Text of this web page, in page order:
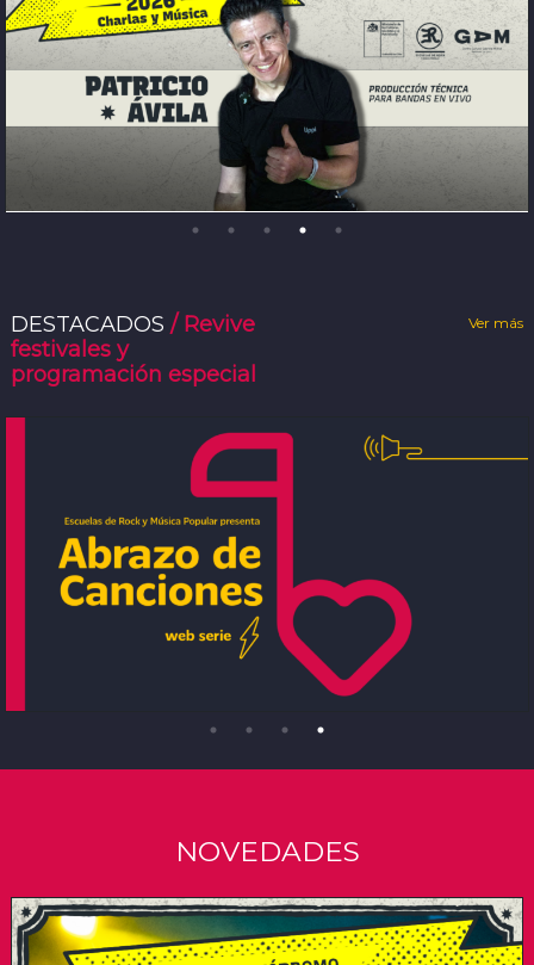
DESTACADOS / Revive
festivales y
programación especial
Ver más
NOVEDADES